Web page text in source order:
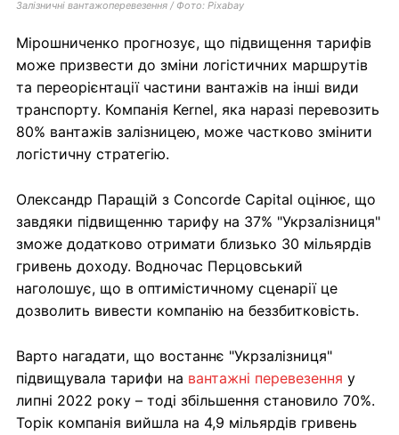
Залізничні вантажоперевезення / Фото: Pixabay
Мірошниченко прогнозує, що підвищення тарифів
може призвести до зміни логістичних маршрутів
та переорієнтації частини вантажів на інші види
транспорту. Компанія Kernel, яка наразі перевозить
80% вантажів залізницею, може частково змінити
логістичну стратегію.
Олександр Паращій з Concorde Capital оцінює, що
завдяки підвищенню тарифу на 37% "Укрзалізниця"
зможе додатково отримати близько 30 мільярдів
гривень доходу. Водночас Перцовський
наголошує, що в оптимістичному сценарії це
дозволить вивести компанію на беззбитковість.
Варто нагадати, що востаннє "Укрзалізниця"
підвищувала тарифи на вантажні перевезення у
липні 2022 року – тоді збільшення становило 70%.
Торік компанія вийшла на 4,9 мільярдів гривень